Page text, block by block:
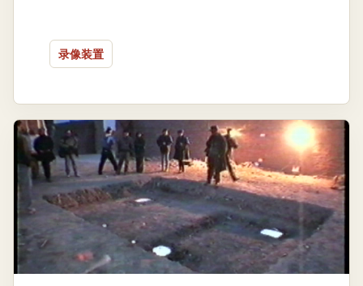
录像装置